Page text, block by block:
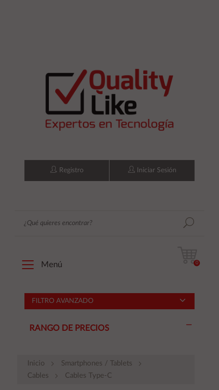
Registro Iniciar Sesión
Menú 0
FILTRO AVANZADO
RANGO DE PRECIOS
Inicio
Smartphones / Tablets
Cables
Cables Type-C